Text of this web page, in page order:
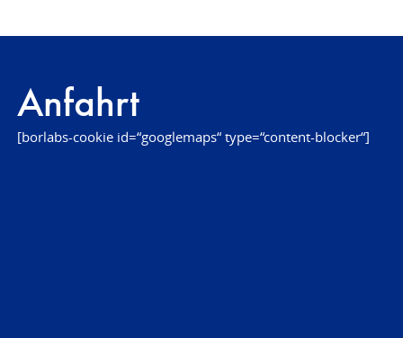
Anfahrt
[borlabs-cookie id=“googlemaps“ type=“content-blocker“]